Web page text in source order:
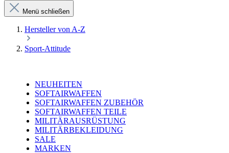
Menü schließen
Hersteller von A-Z
Sport-Attitude
NEUHEITEN
SOFTAIRWAFFEN
SOFTAIRWAFFEN ZUBEHÖR
SOFTAIRWAFFEN TEILE
MILITÄRAUSRÜSTUNG
MILITÄRBEKLEIDUNG
SALE
MARKEN